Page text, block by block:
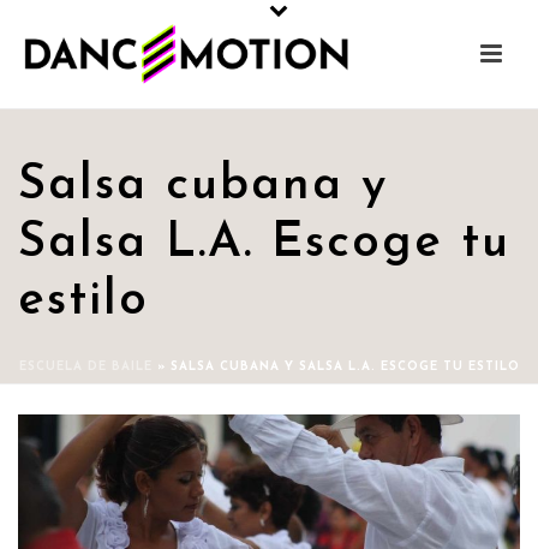
Salsa cubana y
Salsa L.A. Escoge tu
estilo
» SALSA CUBANA Y SALSA L.A. ESCOGE TU ESTILO